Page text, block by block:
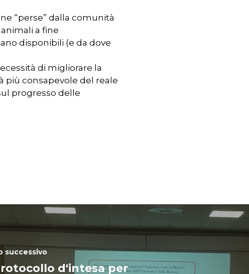
“perse” dalla comunità
a fine
disponibili (e da dove
di migliorare la
più consapevole del reale
progresso delle
successivo
d'intesa per